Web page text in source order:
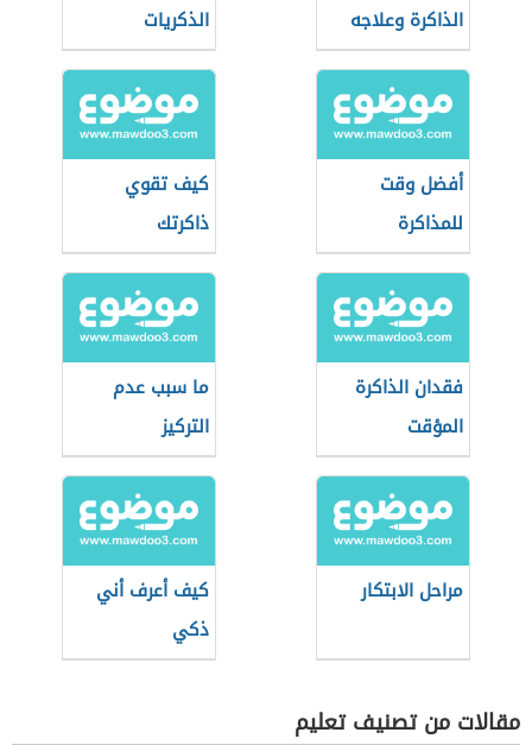
الذاكرة وعلاجه
الذكريات
أفضل وقت
للمذاكرة
كيف تقوي
ذاكرتك
فقدان الذاكرة
المؤقت
ما سبب عدم
التركيز
مراحل الابتكار
كيف أعرف أني
ذكي
مقالات من تصنيف تعليم